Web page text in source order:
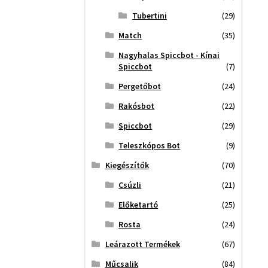
Tubertini
(29)
Match
(35)
Nagyhalas Spiccbot - Kínai
Spiccbot
(7)
Pergetőbot
(24)
Rakósbot
(22)
Spiccbot
(29)
Teleszkópos Bot
(9)
Kiegészítők
(70)
Csúzli
(21)
Előketartó
(25)
Rosta
(24)
Leárazott Termékek
(67)
Műcsalik
(84)